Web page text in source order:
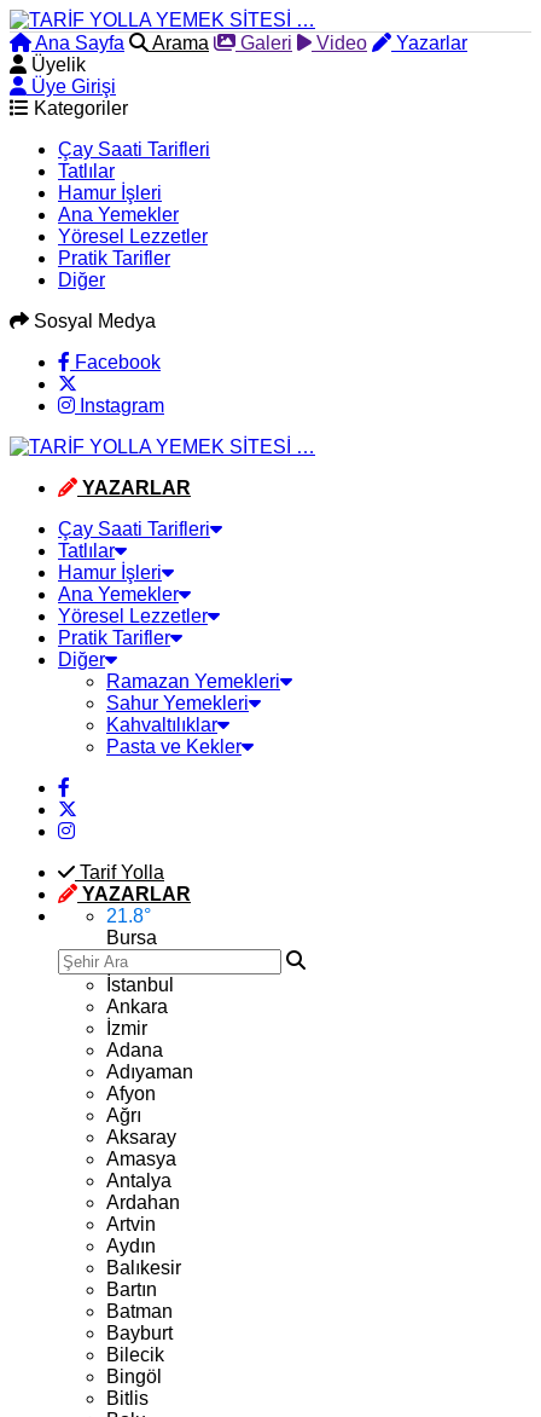
Ana Sayfa Arama Galeri Video
Yazarlar
Üyelik
Üye Girişi
Kategoriler
Çay Saati Tarifleri
Tatlılar
Hamur İşleri
Ana Yemekler
Yöresel Lezzetler
Pratik Tarifler
Diğer
Sosyal Medya
Facebook
Instagram
YAZARLAR
Çay Saati Tarifleri
Tatlılar
Hamur İşleri
Ana Yemekler
Yöresel Lezzetler
Pratik Tarifler
Diğer
Ramazan Yemekleri
Sahur Yemekleri
Kahvaltılıklar
Pasta ve Kekler
Tarif Yolla
YAZARLAR
21.8°
Bursa
İstanbul
Ankara
İzmir
Adana
Adıyaman
Afyon
Ağrı
Aksaray
Amasya
Antalya
Ardahan
Artvin
Aydın
Balıkesir
Bartın
Batman
Bayburt
Bilecik
Bingöl
Bitlis